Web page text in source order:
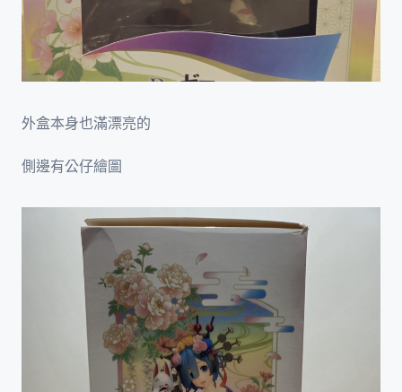
外盒本身也滿漂亮的
側邊有公仔繪圖